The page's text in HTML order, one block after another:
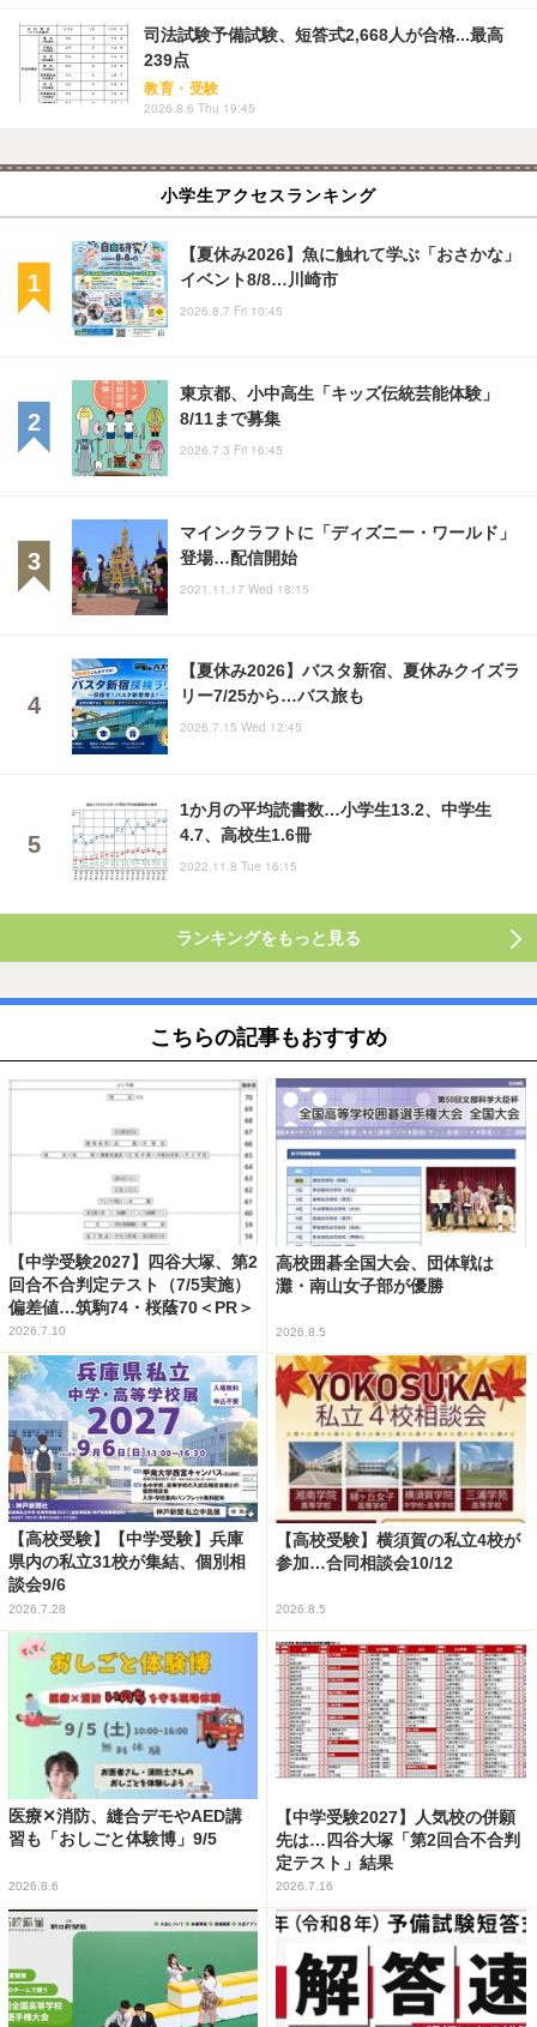
司法試験予備試験、短答式2,668人が合格...最高
239点
教育・受験
2026.8.6 Thu 19:45
小学生アクセスランキング
【夏休み2026】魚に触れて学ぶ「おさかな」
イベント8/8…川崎市
2026.8.7 Fri 10:45
東京都、小中高生「キッズ伝統芸能体験」
8/11まで募集
2026.7.3 Fri 16:45
マインクラフトに「ディズニー・ワールド」
登場…配信開始
2021.11.17 Wed 18:15
【夏休み2026】バスタ新宿、夏休みクイズラ
リー7/25から…バス旅も
2026.7.15 Wed 12:45
1か月の平均読書数…小学生13.2、中学生
4.7、高校生1.6冊
2022.11.8 Tue 16:15
ランキングをもっと見る
こちらの記事もおすすめ
【中学受験2027】四谷大塚、第2
回合不合判定テスト（7/5実施）
偏差値…筑駒74・桜蔭70＜PR＞
2026.7.10
高校囲碁全国大会、団体戦は
灘・南山女子部が優勝
2026.8.5
【高校受験】【中学受験】兵庫
県内の私立31校が集結、個別相
談会9/6
2026.7.28
【高校受験】横須賀の私立4校が
参加…合同相談会10/12
2026.8.5
医療✕消防、縫合デモやAED講
習も「おしごと体験博」9/5
2026.8.6
【中学受験2027】人気校の併願
先は…四谷大塚「第2回合不合判
定テスト」結果
2026.7.16